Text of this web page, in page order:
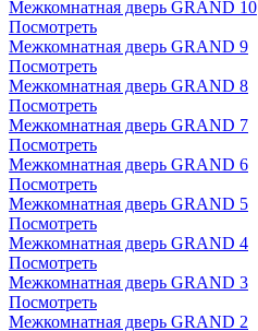
Межкомнатная дверь GRAND 10
Посмотреть
Межкомнатная дверь GRAND 9
Посмотреть
Межкомнатная дверь GRAND 8
Посмотреть
Межкомнатная дверь GRAND 7
Посмотреть
Межкомнатная дверь GRAND 6
Посмотреть
Межкомнатная дверь GRAND 5
Посмотреть
Межкомнатная дверь GRAND 4
Посмотреть
Межкомнатная дверь GRAND 3
Посмотреть
Межкомнатная дверь GRAND 2